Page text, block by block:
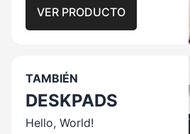
VER PRODUCTO
TAMBIÉN
DESKPADS
Hello, World!